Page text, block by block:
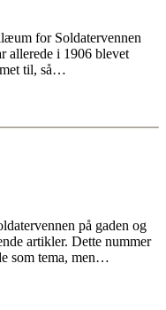
for Soldatervennen
allerede i 1906 blevet
til, så…
på gaden og
artikler. Dette nummer
som tema, men…